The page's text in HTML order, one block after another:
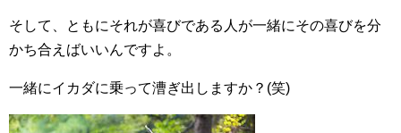
そして、ともにそれが喜びである人が一緒にその喜びを分
かち合えばいいんですよ。
一緒にイカダに乗って漕ぎ出しますか？(笑)